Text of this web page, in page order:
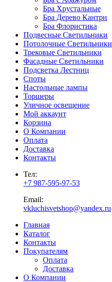
Бра Хрустальные
Бра Дерево Кантри
Бра Флористика
Подвесные Светильники
Потолочные Светильники
Трековые Светильники
Фасадные Светильники
Подсветка Лестниц
Споты
Настольные лампы
Торшеры
Уличное освещение
Мой аккаунт
Корзина
О Компании
Оплата
Доставка
Контакты
Тел:
+7 987-595-97-53
Email:
vkluchisvetshop@yandex.ru
Главная
Каталог
Контакты
Покупателям
Оплата
Доставка
О Компании